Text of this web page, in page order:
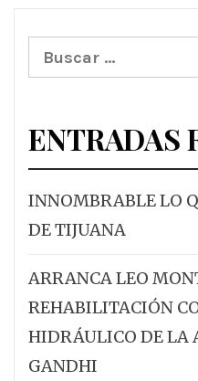
Buscar:
ENTRADAS
INNOMBRABLE LO
DE TIJUANA
ARRANCA LEO
REHABILITACIÓN
HIDRÁULICO DE LA
GANDHI